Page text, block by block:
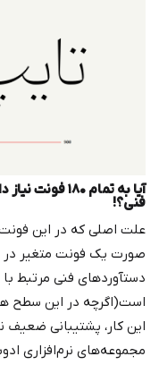
آیا به تمام
فنی؟!
صورت یک فونت متغیر در
دستآوردهای فنی مرتبط
است(اگرچه در این سطح
این کار، پشتیبانی ضعیف
مجموعه‌های نرم‌افزاری